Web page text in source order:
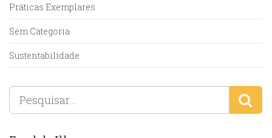
Práticas Exemplares
Sem Categoria
Sustentabilidade